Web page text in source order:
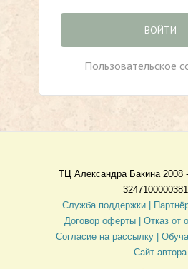
ВОЙТИ
Пользовательское
ТЦ Александра Бакина 2008
Служба поддержки |
Договор оферты
| Отказ от
Согласие на рассылку |
Сайт автора